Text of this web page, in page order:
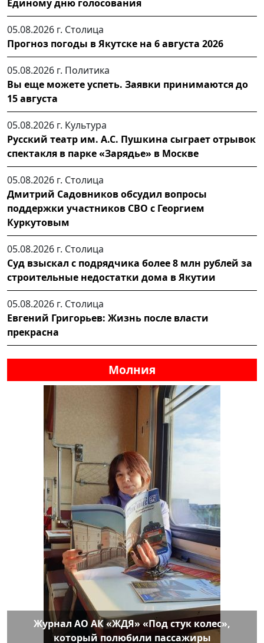
Единому дню голосования
05.08.2026 г. Столица
Прогноз погоды в Якутске на 6 августа 2026
05.08.2026 г. Политика
Вы еще можете успеть. Заявки принимаются до
15 августа
05.08.2026 г. Культура
Русский театр им. А.С. Пушкина сыграет отрывок
спектакля в парке «Зарядье» в Москве
05.08.2026 г. Столица
Дмитрий Садовников обсудил вопросы
поддержки участников СВО с Георгием
Куркутовым
05.08.2026 г. Столица
Суд взыскал с подрядчика более 8 млн рублей за
строительные недостатки дома в Якутии
05.08.2026 г. Столица
Евгений Григорьев: Жизнь после власти
прекрасна
Молния
Журнал АО АК «ЖДЯ» «Под стук колес»,
который полюбили пассажиры